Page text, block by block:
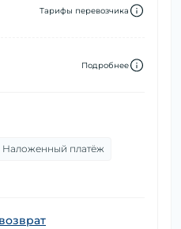
Тарифы перевозчика
Подробнее
Наложенный платёж